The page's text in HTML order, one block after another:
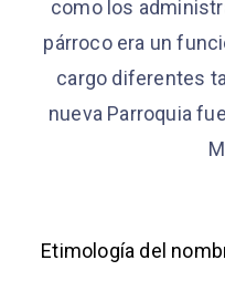
como los
párroco era un
cargo diferentes
nueva Parroquia
Etimología del